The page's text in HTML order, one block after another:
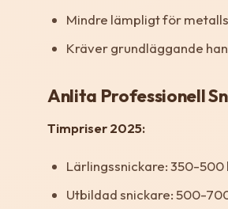
Mindre lämpligt för
Kräver grundläggande
Anlita Professionell
Timpriser 2025:
Lärlingssnickare: 350-
Utbildad snickare: 500-